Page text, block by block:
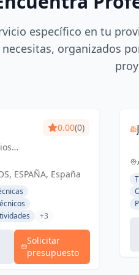
específico en tu
organizados
pasión
0.00(0)
ESPAÑA, España
+3
Solicitar
presupuesto